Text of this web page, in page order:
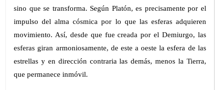
sino que se transforma. Según Platón, es precisamente por el
impulso del alma cósmica por lo que las esferas adquieren
movimiento. Así, desde que fue creada por el Demiurgo, las
esferas giran armoniosamente, de este a oeste la esfera de las
estrellas y en dirección contraria las demás, menos la Tierra,
que permanece inmóvil.